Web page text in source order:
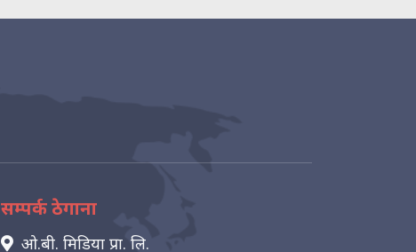
सम्पर्क ठेगाना
ओ.बी. मिडिया प्रा. लि.